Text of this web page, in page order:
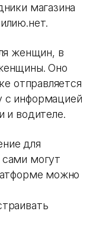
магазина
женщин, в
Оно
отправляется
с информацией
и водителе.
для
могут
можно